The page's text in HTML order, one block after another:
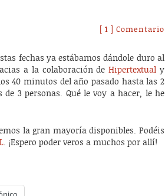
[ 1 ] Comentario
fechas ya estábamos dándole duro al
a la colaboración deHipertextual y
40 minutos del año pasado hasta las 2
3 personas. Qué le voy a hacer, le he
la gran mayoría disponibles. Podéis
. ¡Espero poder veros a muchos por allí!